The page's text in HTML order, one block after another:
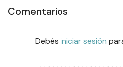
Comentarios
Debés iniciar sesión